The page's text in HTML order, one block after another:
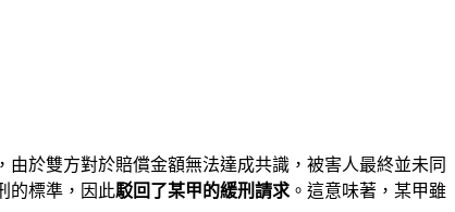
於雙方對於賠償金額無法達成共識，被害人最終並未同
的標準，因此駁回了某甲的緩刑請求 。這意味著，某甲雖